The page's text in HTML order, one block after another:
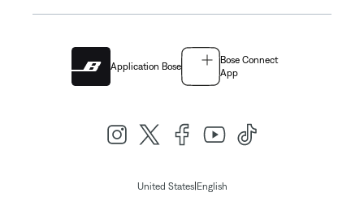
Application Bose
Bose Connect
App
United States| English